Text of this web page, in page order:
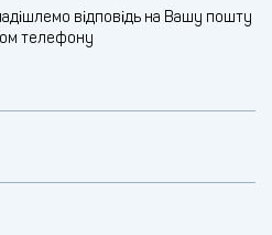
відповідь на Вашу пошту
телефону